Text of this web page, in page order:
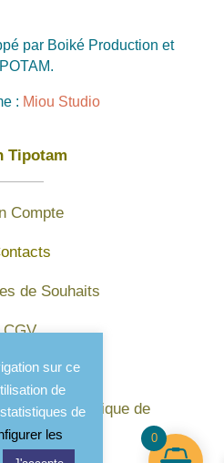
par Boiké Production et
: Miou Studio
Tipotam
Compte
de Souhaits
CGV
légales
et politique de
sur ce
de
de
les
0